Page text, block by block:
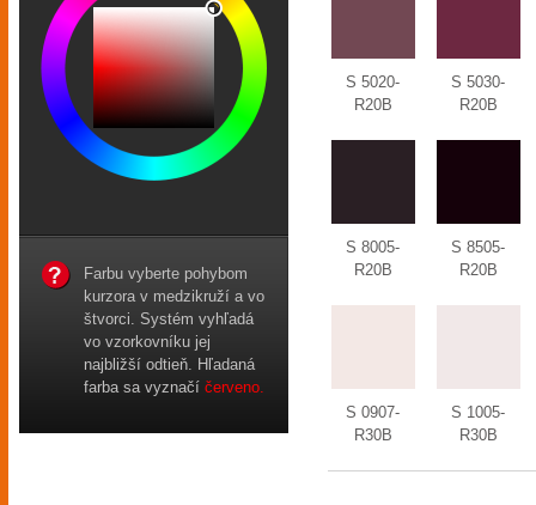
Farbu vyberte pohybom
kurzora v medzikruží a vo
štvorci. Systém vyhľadá
vo vzorkovníku jej
najbližší odtieň. Hľadaná
farba sa vyznačí červeno.
S 5020-
R20B
S 5030-
R20B
S 8005-
R20B
S 8505-
R20B
S 0907-
R30B
S 1005-
R30B